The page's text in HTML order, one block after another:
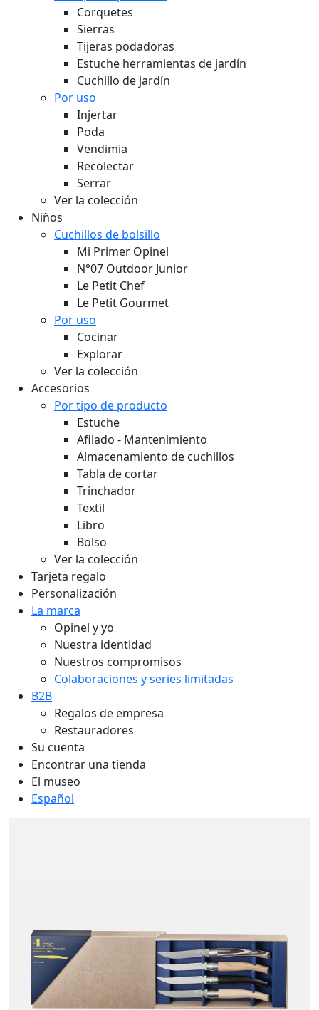
Corquetes
Sierras
Tijeras podadoras
Estuche herramientas de jardín
Cuchillo de jardín
Por uso
Injertar
Poda
Vendimia
Recolectar
Serrar
Ver la colección
Niños
Cuchillos de bolsillo
Mi Primer Opinel
N°07 Outdoor Junior
Le Petit Chef
Le Petit Gourmet
Por uso
Cocinar
Explorar
Ver la colección
Accesorios
Por tipo de producto
Estuche
Afilado - Mantenimiento
Almacenamiento de cuchillos
Tabla de cortar
Trinchador
Textil
Libro
Bolso
Ver la colección
Tarjeta regalo
Personalización
La marca
Opinel y yo
Nuestra identidad
Nuestros compromisos
Colaboraciones y series limitadas
B2B
Regalos de empresa
Restauradores
Su cuenta
Encontrar una tienda
El museo
Español